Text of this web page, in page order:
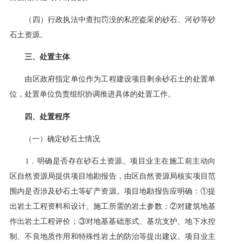
（四）行政执法中查扣罚没的私挖盗采的砂石、河砂等砂
石土资源。
三、处置主体
由区政府指定单位作为工程建设项目剩余砂石土的处置单
位，处置单位负责组织协调推进具体的处置工作。
四、处置程序
（一）确定砂石土情况
1．明确是否存在砂石土资源。项目业主在施工前主动向
区自然资源局提供项目地勘报告，由区自然资源局核实项目范
围内是否涉及砂石土等矿产资源。项目地勘报告应明确：①提
出岩土工程资料和设计、施工所需的岩土参数；②对建筑地基
作出岩土工程评价；③对地基基础形式、基坑支护、地下水控
制、不良地质作用和特殊性岩土的防治等提出建议。项目业主